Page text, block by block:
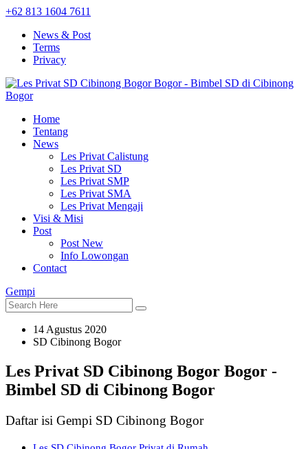
+62 813 1604 7611
News & Post
Terms
Privacy
Home
Tentang
News
Les Privat Calistung
Les Privat SD
Les Privat SMP
Les Privat SMA
Les Privat Mengaji
Visi & Misi
Post
Post New
Info Lowongan
Contact
Gempi
14 Agustus 2020
SD Cibinong Bogor
Les Privat SD Cibinong Bogor Bogor -
Bimbel SD di Cibinong Bogor
Daftar isi Gempi SD Cibinong Bogor